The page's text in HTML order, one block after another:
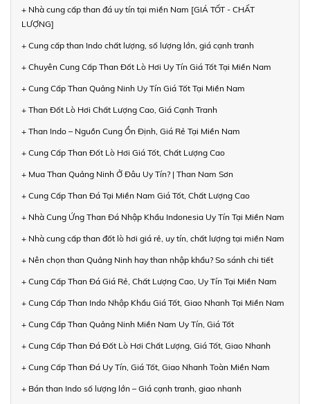
+ Nhà cung cấp than đá uy tín tại miền Nam [GIÁ TỐT - CHẤT
LƯỢNG]
+ Cung cấp than Indo chất lượng, số lượng lớn, giá cạnh tranh
+ Chuyên Cung Cấp Than Đốt Lò Hơi Uy Tín Giá Tốt Tại Miền Nam
+ Cung Cấp Than Quảng Ninh Uy Tín Giá Tốt Tại Miền Nam
+ Than Đốt Lò Hơi Chất Lượng Cao, Giá Cạnh Tranh
+ Than Indo – Nguồn Cung Ổn Định, Giá Rẻ Tại Miền Nam
+ Cung Cấp Than Đốt Lò Hơi Giá Tốt, Chất Lượng Cao
+ Mua Than Quảng Ninh Ở Đâu Uy Tín? | Than Nam Sơn
+ Cung Cấp Than Đá Tại Miền Nam Giá Tốt, Chất Lượng Cao
+ Nhà Cung Ứng Than Đá Nhập Khẩu Indonesia Uy Tín Tại Miền Nam
+ Nhà cung cấp than đốt lò hơi giá rẻ, uy tín, chất lượng tại miền Nam
+ Nên chọn than Quảng Ninh hay than nhập khẩu? So sánh chi tiết
+ Cung Cấp Than Đá Giá Rẻ, Chất Lượng Cao, Uy Tín Tại Miền Nam
+ Cung Cấp Than Indo Nhập Khẩu Giá Tốt, Giao Nhanh Tại Miền Nam
+ Cung Cấp Than Quảng Ninh Miền Nam Uy Tín, Giá Tốt
+ Cung Cấp Than Đá Đốt Lò Hơi Chất Lượng, Giá Tốt, Giao Nhanh
+ Cung Cấp Than Đá Uy Tín, Giá Tốt, Giao Nhanh Toàn Miền Nam
+ Bán than Indo số lượng lớn – Giá cạnh tranh, giao nhanh